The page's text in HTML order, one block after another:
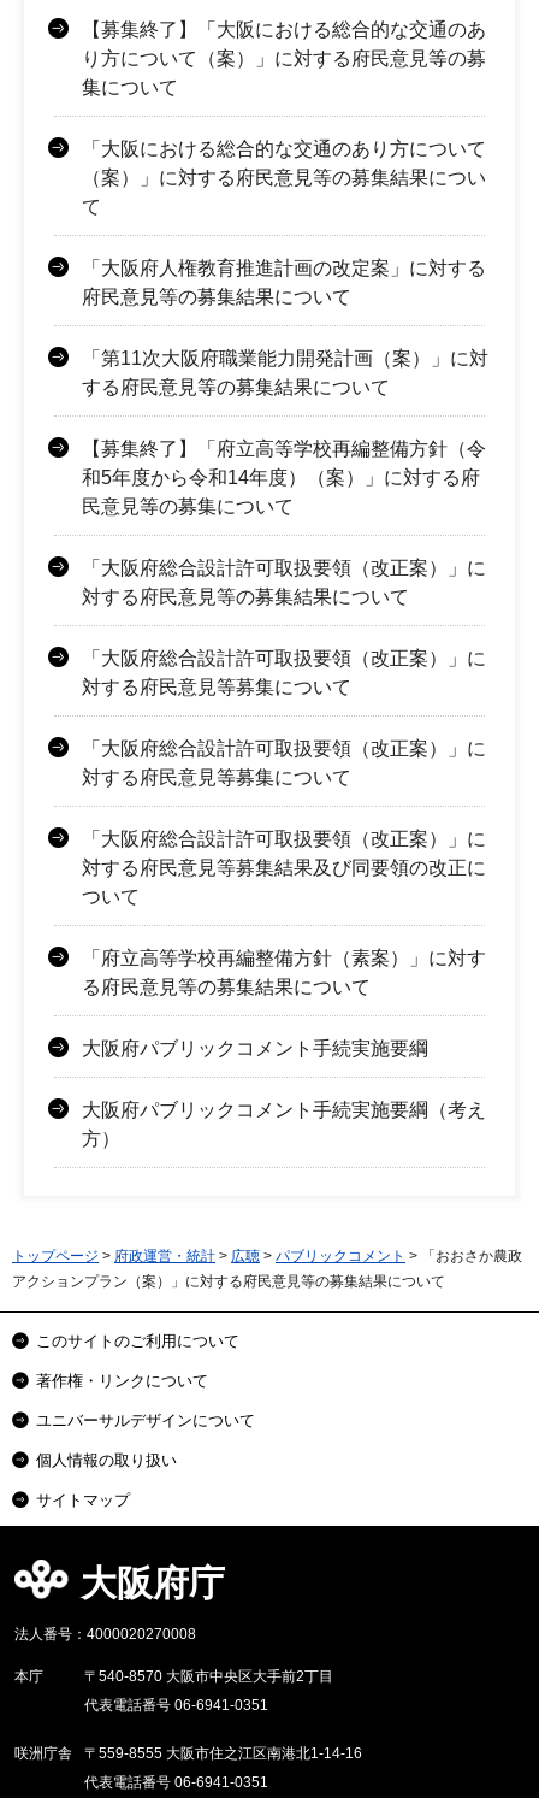
【募集終了】「大阪における総合的な交通のあ
り方について（案）」に対する府民意見等の募
集について
「大阪における総合的な交通のあり方について
（案）」に対する府民意見等の募集結果につい
て
「大阪府人権教育推進計画の改定案」に対する
府民意見等の募集結果について
「第11次大阪府職業能力開発計画（案）」に対
する府民意見等の募集結果について
【募集終了】「府立高等学校再編整備方針（令
和5年度から令和14年度）（案）」に対する府
民意見等の募集について
「大阪府総合設計許可取扱要領（改正案）」に
対する府民意見等の募集結果について
「大阪府総合設計許可取扱要領（改正案）」に
対する府民意見等募集について
「大阪府総合設計許可取扱要領（改正案）」に
対する府民意見等募集について
「大阪府総合設計許可取扱要領（改正案）」に
対する府民意見等募集結果及び同要領の改正に
ついて
「府立高等学校再編整備方針（素案）」に対す
る府民意見等の募集結果について
大阪府パブリックコメント手続実施要綱
大阪府パブリックコメント手続実施要綱（考え
方）
トップページ > 府政運営・統計 > 広聴 > パブリックコメント > 「おおさか農政
アクションプラン（案）」に対する府民意見等の募集結果について
このサイトのご利用について
著作権・リンクについて
ユニバーサルデザインについて
個人情報の取り扱い
サイトマップ
大阪府庁
法人番号：4000020270008
本庁
〒540-8570 大阪市中央区大手前2丁目
代表電話番号 06-6941-0351
咲洲庁舎
〒559-8555 大阪市住之江区南港北1-14-16
代表電話番号 06-6941-0351